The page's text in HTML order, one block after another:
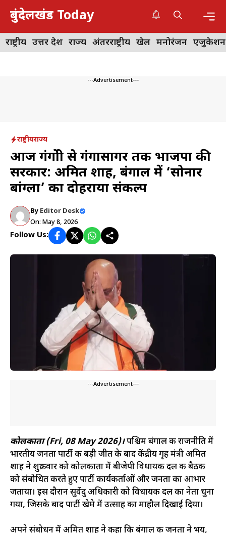
Skip
content
बुंदेलखंड Today
राष्ट्रीय उत्तर प्रदेश राज्य अंतरराष्ट्रीय खेल मनोरंजन एजुकेशन
---Advertisement---
राष्ट्रीयराज्य
आज गंगोत्री से गंगासागर तक भाजपा की
सरकार: अमित शाह, बंगाल में ‘सोनार
बांग्ला’ का दोहराया संकल्प
By Editor Desk
On: May 8, 2026
Follow Us:
---Advertisement---
कोलकाता (Fri, 08 May 2026)।पश्चिम बंगाल की राजनीति में
भारतीय जनता पार्टी की बड़ी जीत के बाद केंद्रीय गृह मंत्री अमित
शाह ने शुक्रवार को कोलकाता में बीजेपी विधायक दल की बैठक
को संबोधित करते हुए पार्टी कार्यकर्ताओं और जनता का आभार
जताया। इस दौरान सुवेंदु अधिकारी को विधायक दल का नेता चुना
गया, जिसके बाद पार्टी खेमे में उत्साह का माहौल दिखाई दिया।
अपने संबोधन में अमित शाह ने कहा कि बंगाल की जनता ने भय,